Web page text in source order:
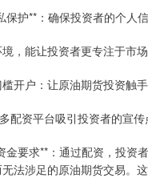
保护**：确保投资者的个人
，能让投资者更专注于市
开户：让原油期货投资触
配资平台吸引投资者的宣传
金要求**：通过配资，投资
法涉足的原油期货交易。